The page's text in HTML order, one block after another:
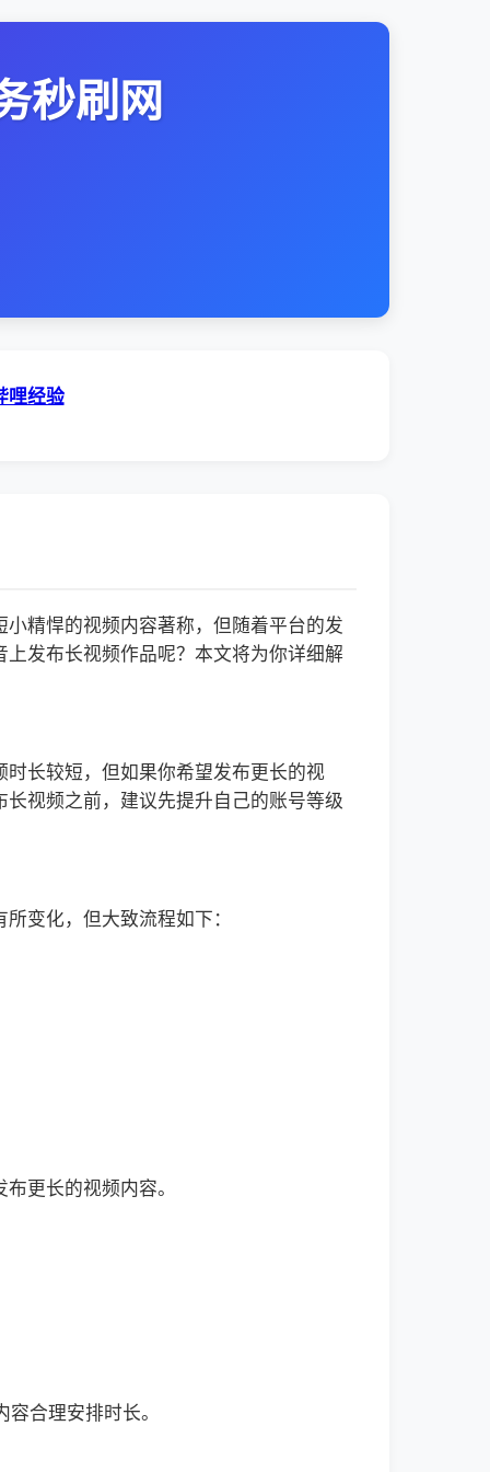
秒刷网
哩经验
精悍的视频内容著称，但随着平台的发
发布长视频作品呢？本文将为你详细解
长较短，但如果你希望发布更长的视
视频之前，建议先提升自己的账号等级
变化，但大致流程如下：
更长的视频内容。
合理安排时长。